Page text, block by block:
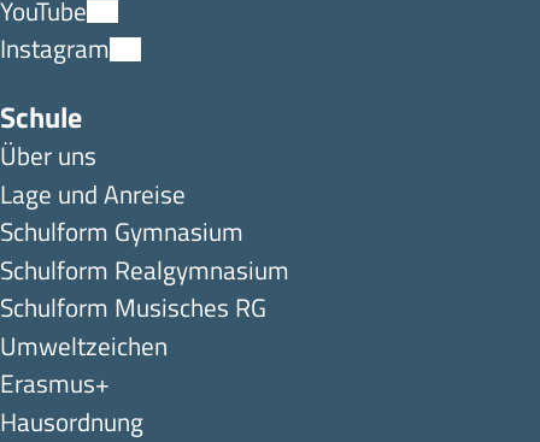
YouTube
Instagram
Schule
Über uns
Lage und Anreise
Schulform Gymnasium
Schulform Realgymnasium
Schulform Musisches RG
Umweltzeichen
Erasmus+
Hausordnung